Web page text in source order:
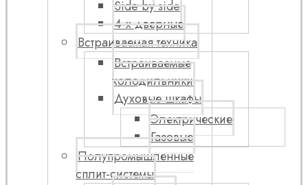
Side by side
4-х дверные
Встраиваемая техника
Встраиваемые
холодильники
Духовые шкафы
Электрические
Газовые
Полупромышленные
сплит-системы